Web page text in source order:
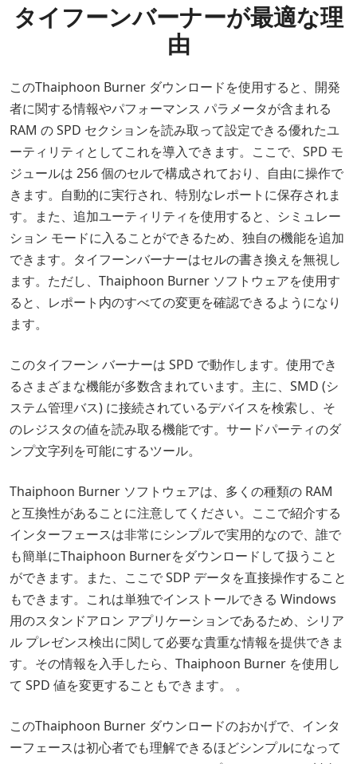
タイフーンバーナーが最適な理
由
このThaiphoon Burner ダウンロードを使用すると、開発
者に関する情報やパフォーマンス パラメータが含まれる
RAM の SPD セクションを読み取って設定できる優れたユ
ーティリティとしてこれを導入できます。ここで、SPD モ
ジュールは 256 個のセルで構成されており、自由に操作で
きます。自動的に実行され、特別なレポートに保存されま
す。また、追加ユーティリティを使用すると、シミュレー
ション モードに入ることができるため、独自の機能を追加
できます。タイフーンバーナーはセルの書き換えを無視し
ます。ただし、Thaiphoon Burner ソフトウェアを使用す
ると、レポート内のすべての変更を確認できるようになり
ます。
このタイフーン バーナーは SPD で動作します。使用でき
るさまざまな機能が多数含まれています。主に、SMD (シ
ステム管理バス) に接続されているデバイスを検索し、そ
のレジスタの値を読み取る機能です。サードパーティのダ
ンプ文字列を可能にするツール。
Thaiphoon Burner ソフトウェアは、多くの種類の RAM
と互換性があることに注意してください。ここで紹介する
インターフェースは非常にシンプルで実用的なので、誰で
も簡単にThaiphoon Burnerをダウンロードして扱うこと
ができます。また、ここで SDP データを直接操作すること
もできます。これは単独でインストールできる Windows
用のスタンドアロン アプリケーションであるため、シリア
ル プレゼンス検出に関して必要な貴重な情報を提供できま
す。その情報を入手したら、Thaiphoon Burner を使用し
て SPD 値を変更することもできます。 。
このThaiphoon Burner ダウンロードのおかげで、インタ
ーフェースは初心者でも理解できるほどシンプルになって